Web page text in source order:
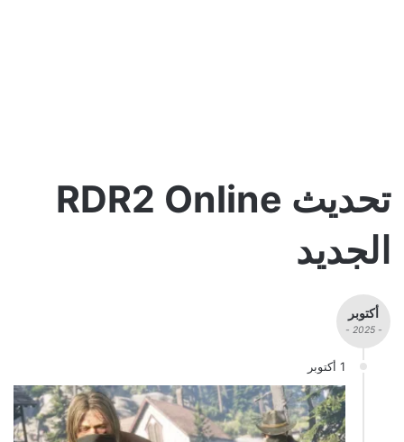
تحديث RDR2 Online
الجديد
أكتوبر
- 2025 -
1 أكتوبر